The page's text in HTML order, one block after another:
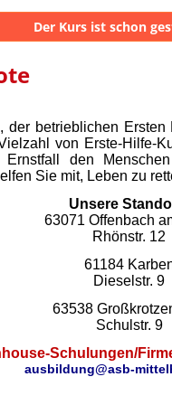
Der Kurs ist schon
der betrieblichen
von Erste-Hilfe-
den
Sie mit, Leben zu
Unsere
63071 Offenbach
Rhönstr. 12
61184
Dieselstr. 9
63538
Schulstr. 9
Schulungen/
ausbildung@asb-